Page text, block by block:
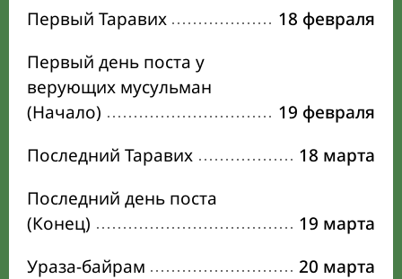
Первый Таравих
18 февраля
Первый день поста у
верующих мусульман
(Начало)
19 февраля
Последний Таравих
18 марта
Последний день поста
(Конец)
19 марта
Ураза-байрам
20 марта